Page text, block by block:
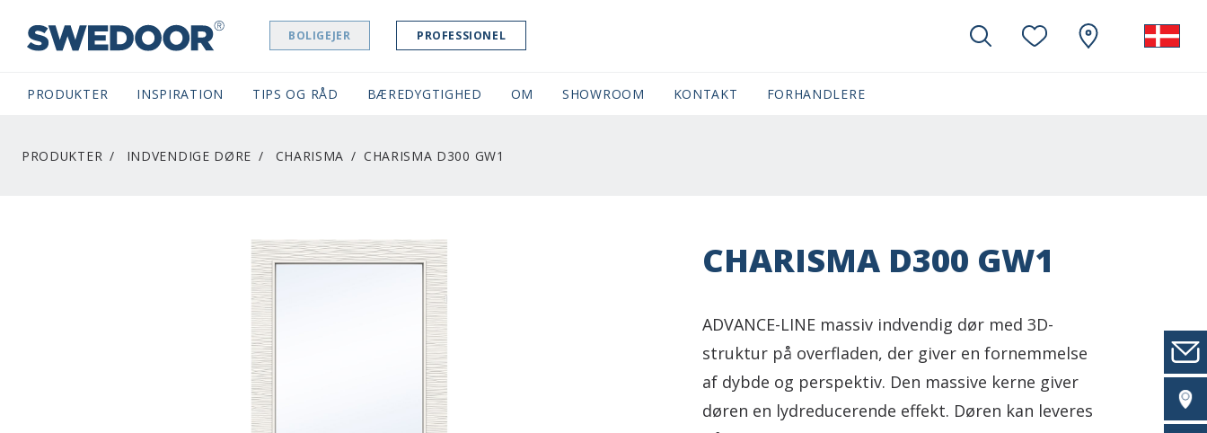
SWEDOOR NAVIGATION BOLIGEJER PROFESSIONEL
PRODUKTER INSPIRATION TIPS OG RÅD BÆREDYGTIGHED OM SHOWROOM (CURRENT)
KONTAKT FORHANDLERE
PRODUKTER INDVENDIGE DØRE CHARISMA CHARISMA D300 GW1
CHARISMA D300 GW1
ADVANCE-LINE massiv indvendig dør med 3D-
struktur på overfladen, der giver en fornemmelse
af dybde og perspektiv. Den massive kerne giver
døren en lydreducerende effekt. Døren kan leveres